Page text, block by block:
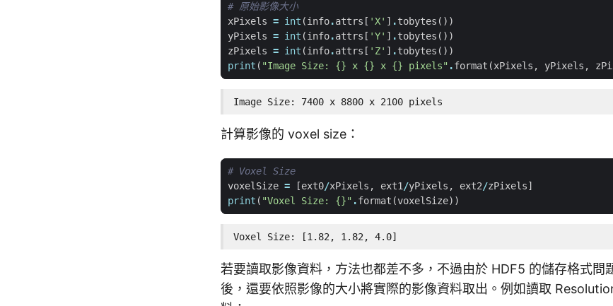
# 原始影像大小
xPixels = int (info.attrs [ 'X' ] .tobytes ())
yPixels = int (info.attrs [ 'Y' ] .tobytes ())
zPixels = int (info.attrs [ 'Z' ] .tobytes ())
print ( "Image Size: {} x {} x {} pixels" .format (xPixels , yPixels ,
Image Size: 7400 x 8800 x 2100 pixels
計算影像的 voxel size：
# Voxel Size
voxelSize = [ext0/xPixels , ext1/yPixels , ext2/zPixels]
print ( "Voxel Size: {}" .format (voxelSize))
Voxel Size: [1.82, 1.82, 4.0]
若要讀取影像資料，方法也都差不多，不過由於 HDF5 的儲存格式問
後，還要依照影像的大小將實際的影像資料取出。例如讀取